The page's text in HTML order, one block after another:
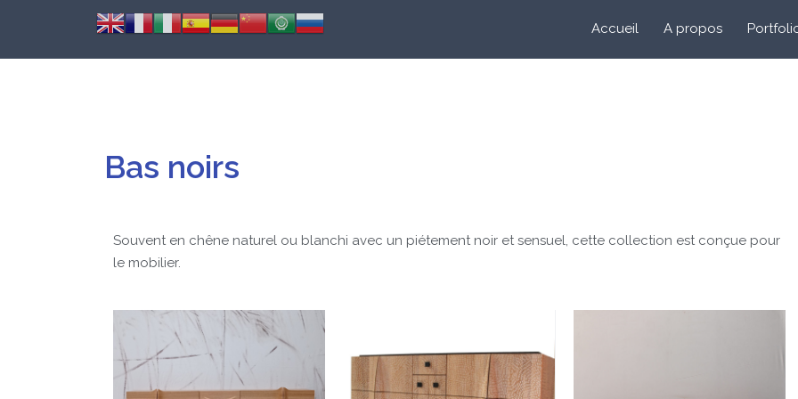
Accueil A propos
Bas noirs
Souvent en chêne naturel ou blanchi avec un piétement noir et sensuel, cette collection est conçue pour
le mobilier.